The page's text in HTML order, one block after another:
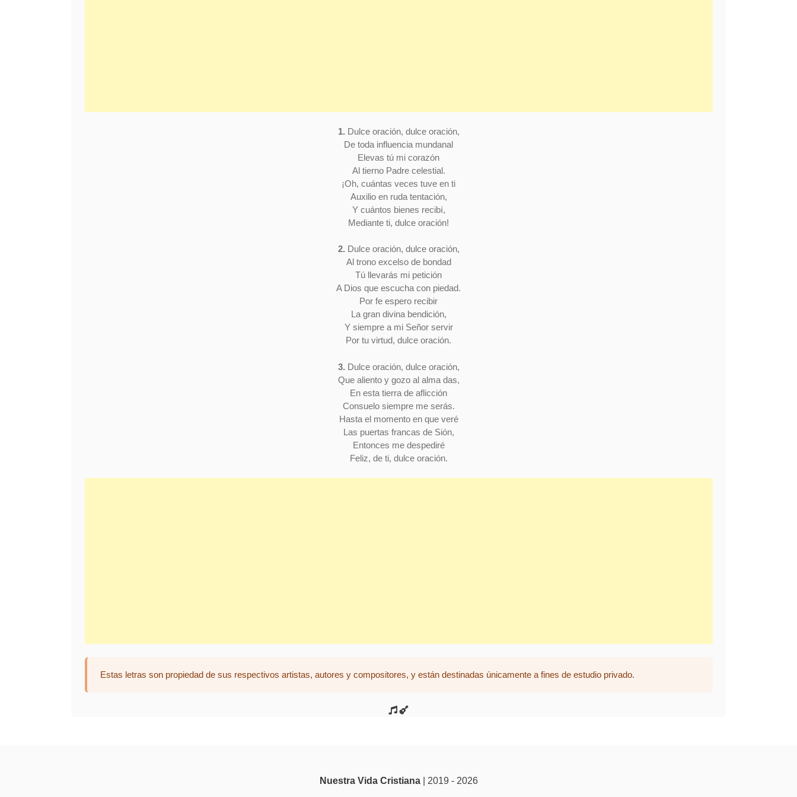
1. Dulce oración, dulce oración,
De toda influencia mundanal
Elevas tú mi corazón
Al tierno Padre celestial.
¡Oh, cuántas veces tuve en ti
Auxilio en ruda tentación,
Y cuántos bienes recibí,
Mediante ti, dulce oración!
2. Dulce oración, dulce oración,
Al trono excelso de bondad
Tú llevarás mi petición
A Dios que escucha con piedad.
Por fe espero recibir
La gran divina bendición,
Y siempre a mi Señor servir
Por tu virtud, dulce oración.
3. Dulce oración, dulce oración,
Que aliento y gozo al alma das,
En esta tierra de aflicción
Consuelo siempre me serás.
Hasta el momento en que veré
Las puertas francas de Sión,
Entonces me despediré
Feliz, de ti, dulce oración.
Estas letras son propiedad de sus respectivos artistas, autores y compositores, y están destinadas únicamente a fines de estudio privado.
Nuestra Vida Cristiana| 2019 - 2026